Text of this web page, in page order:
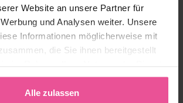
Website an unsere Partner für
und Analysen weiter. Unsere
Informationen möglicherweise mit
die Sie ihnen bereitgestellt
Alle zulassen
99,90€